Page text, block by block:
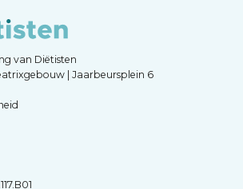
van Diëtisten
| Jaarbeursplein 6